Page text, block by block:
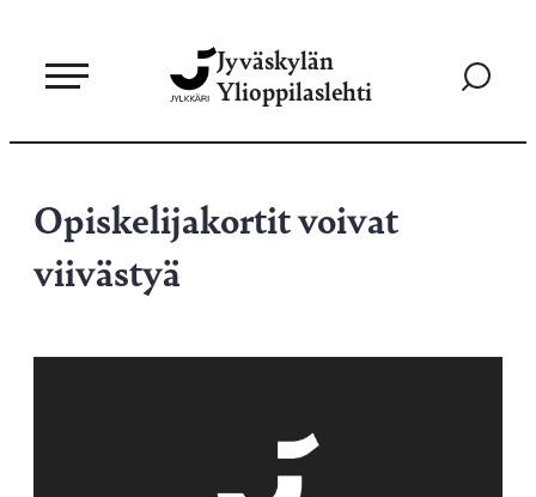
sisältöön
Jyväskylän
Ylioppilaslehti
Siirry
Opiskelijakortit voivat
viivästyä